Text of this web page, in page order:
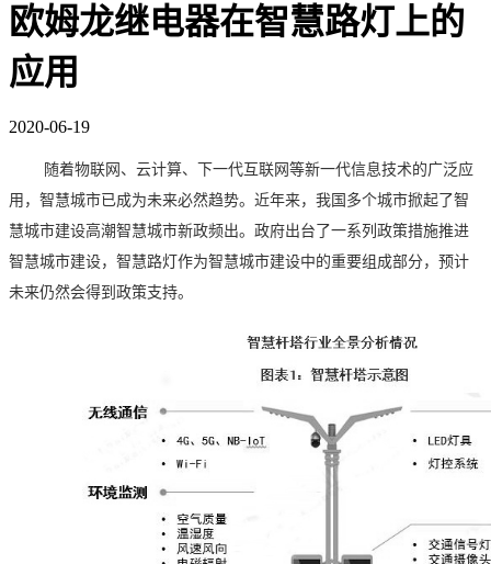
欧姆龙继电器在智慧路灯上的
应用
2020-06-19
随着物联网、云计算、下一代互联网等新一代信息技术的广泛应
用，智慧城市已成为未来必然趋势。近年来，我国多个城市掀起了智
慧城市建设高潮智慧城市新政频出。政府出台了一系列政策措施推进
智慧城市建设，智慧路灯作为智慧城市建设中的重要组成部分，预计
未来仍然会得到政策支持。